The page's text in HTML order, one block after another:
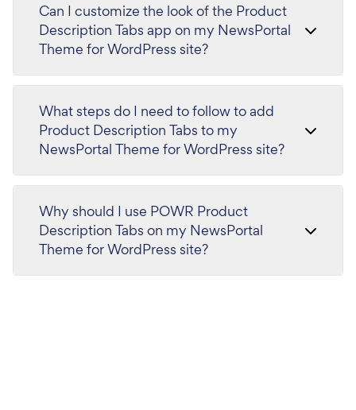
Can I customize the look of the Product
Description Tabs app on my NewsPortal
Theme for WordPress site?
What steps do I need to follow to add
Product Description Tabs to my
NewsPortal Theme for WordPress site?
Why should I use POWR Product
Description Tabs on my NewsPortal
Theme for WordPress site?